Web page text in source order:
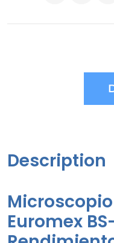
Description
Euromex